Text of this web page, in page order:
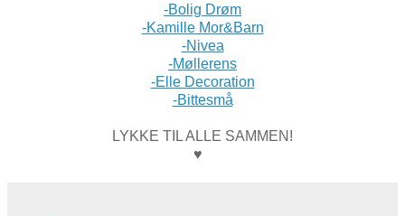
-Bolig Drøm
-Kamille Mor&Barn
-Nivea
-Møllerens
-Elle Decoration
-Bittesmå
LYKKE TIL ALLE SAMMEN!
♥